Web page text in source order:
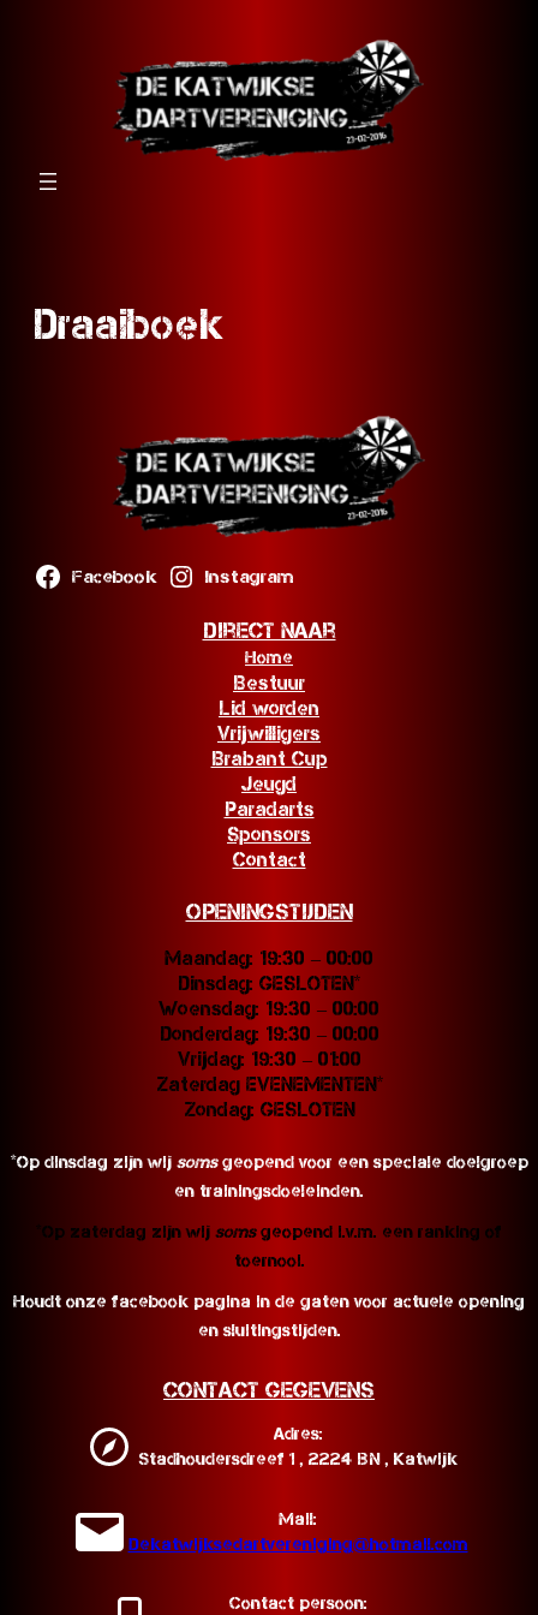
Draaiboek
Facebook Instagram
Direct naar
Home
Bestuur
Lid worden
Vrijwilligers
Brabant Cup
Jeugd
Paradarts
Sponsors
Contact
Openingstijden
Maandag: 19:30 – 00:00
Dinsdag: GESLOTEN*
Woensdag: 19:30 – 00:00
Donderdag: 19:30 – 00:00
Vrijdag: 19:30 – 01:00
Zaterdag EVENEMENTEN*
Zondag: GESLOTEN
*Op dinsdag zijn wij somsgeopend voor een speciale doelgroep
en trainingsdoeleinden.
*Op zaterdag zijn wij somsgeopend i.v.m. een ranking of
toernooi.
Houdt onze facebook pagina in de gaten voor actuele opening
en sluitingstijden.
Contact Gegevens
Adres:
Stadhoudersdreef 1 , 2224 BN , Katwijk
Mail:
Dekatwijksedartvereniging@hotmail.com
Contact persoon: